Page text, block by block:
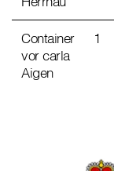
Container
vor carla
Aigen
1